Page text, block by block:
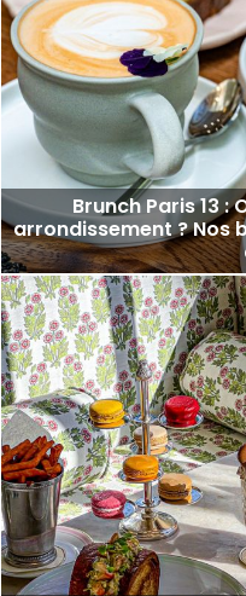
Brunch Paris 13 :
arrondissement ? Nos